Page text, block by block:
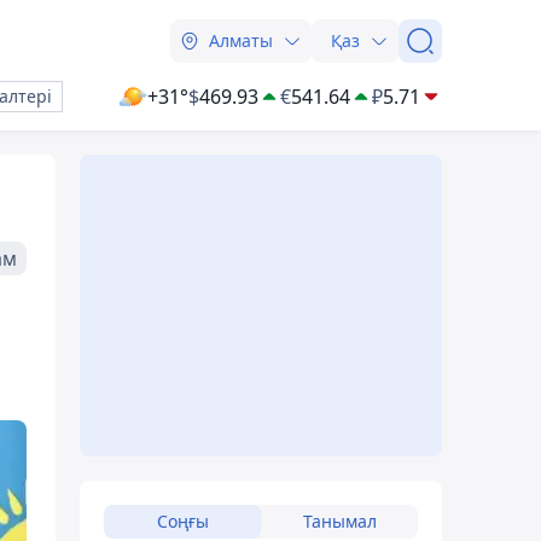
Алматы Қаз
+31°$469.93 €541.64 ₽5.71
Соңғы Танымал